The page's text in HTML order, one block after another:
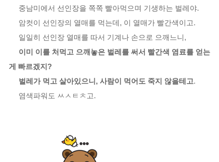
중남미에서 선인장을 쪽쪽 빨아먹으며 기생하는 벌레야.
암컷이 선인장의 열매를 먹는데, 이 열매가 빨간색이고.
일일히 선인장 열매를 따서 기계나 손으로 으깨느니,
이미 이를 처먹고 으깨놓은 벌레를 써서 빨간색 염료를 얻는
게 빠르겠지?
벌레가 먹고 살아있으니, 사람이 먹어도 죽지 않을테고.
염색파워도 ㅆㅅㅌㅊ고.